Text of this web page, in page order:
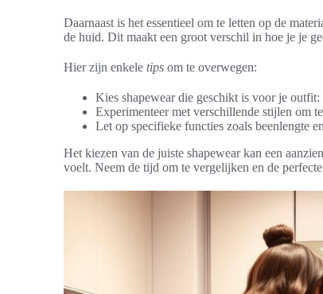
Daarnaast is het essentieel om te letten op de
de huid. Dit maakt een groot verschil in hoe je je
Hier zijn enkele tips om te overwegen:
Kies shapewear die geschikt is voor je
Experimenteer met verschillende stijlen om
Let op specifieke functies zoals beenlengte
Het kiezen van de juiste shapewear kan een
voelt. Neem de tijd om te vergelijken en de